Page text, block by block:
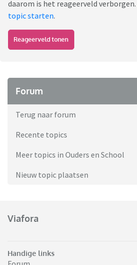
daarom is het reageerveld verborgen.
topic starten.
Reageerveld tonen
Forum
Terug naar forum
Recente topics
Meer topics in Ouders en School
Nieuw topic plaatsen
Viafora
Handige links